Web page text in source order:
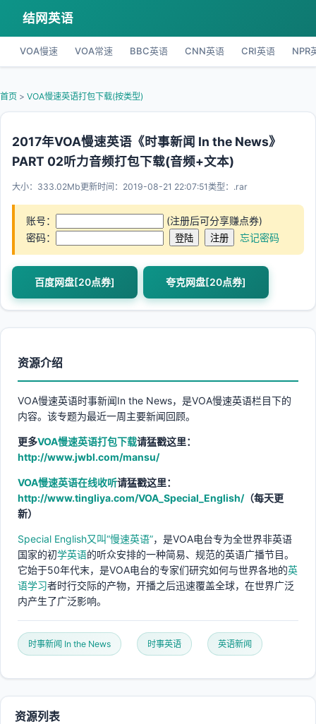
结网英语
VOA慢速 VOA常速 BBC英语 CNN英语 CRI英语 NPR
首页 > VOA慢速英语打包下载(按类型)
2017年VOA慢速英语《时事新闻 In the News》
PART 02听力音频打包下载(音频+文本)
大小：333.02Mb更新时间：2019-08-21 22:07:51类型：.rar
账号：
(注册后可分享赚点券)
密码：
忘记密码
百度网盘[20点券] 夸克网盘[20点券]
资源介绍
VOA慢速英语时事新闻In the News，是VOA慢速英语栏目下的
内容。该专题为最近一周主要新闻回顾。
更多VOA慢速英语打包下载请猛戳这里：
http://www.jwbl.com/mansu/
VOA慢速英语在线收听请猛戳这里：
http://www.tingliya.com/VOA_Special_English/（每天更
新）
Special English又叫“慢速英语”，是VOA电台专为全世界非英语
国家的初学英语的听众安排的一种简易、规范的英语广播节目。
它始于50年代末，是VOA电台的专家们研究如何与世界各地的英
语学习者时行交际的产物，开播之后迅速覆盖全球，在世界广泛
内产生了广泛影响。
时事新闻 In the News 时事英语 英语新闻
资源列表